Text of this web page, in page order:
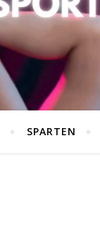
SPARTEN